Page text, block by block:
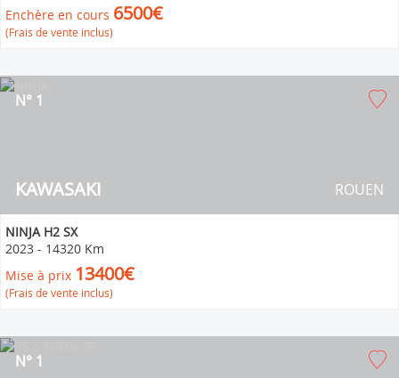
Enchère en cours 6500€
(Frais de vente inclus)
KAWASAKI
N° 1
ROUEN
NINJA H2 SX
2023 - 14320 Km
Mise à prix 13400€
(Frais de vente inclus)
N° 1